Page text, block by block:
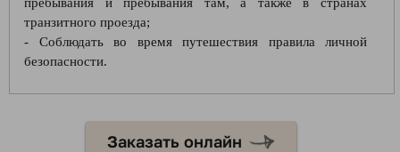
транзитного проезда;
- Соблюдать во время путешествия правила личной
безопасности.
Заказать онлайн